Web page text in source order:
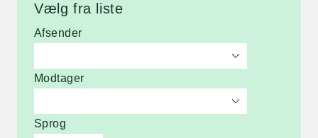
Vælg fra liste
Afsender
Modtager
Sprog